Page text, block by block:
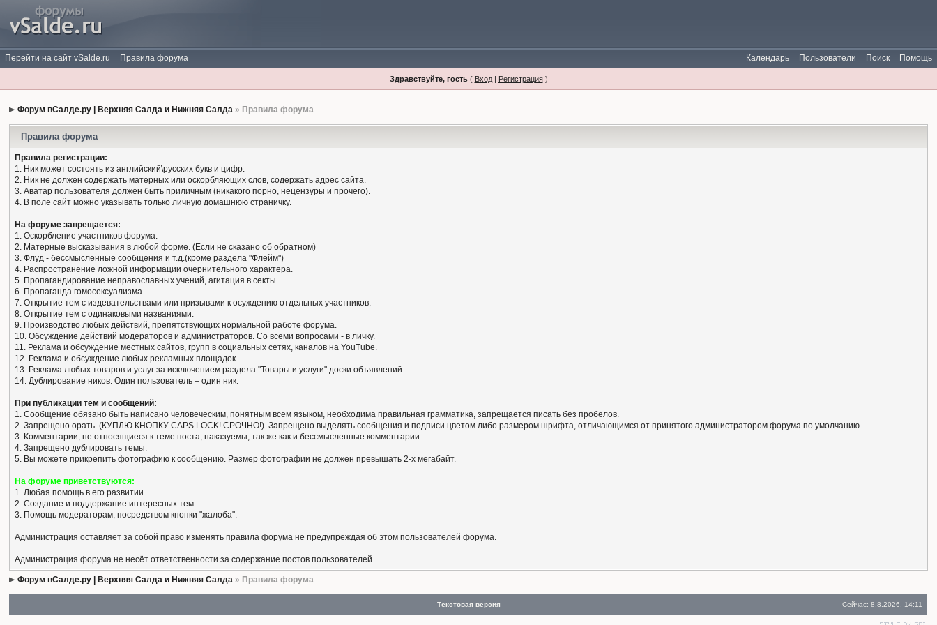
Перейти на сайт vSalde.ru Правила форума Помощь
Поиск
Пользователи
Календарь
Здравствуйте, гость( Вход| Регистрация)
Форум вСалде.ру | Верхняя Салда и Нижняя Салда » Правила форума
Правила форума
Правила регистрации:
1. Ник может состоять из английский\русских букв и цифр.
2. Ник не должен содержать матерных или оскорбляющих слов, содержать адрес сайта.
3. Аватар пользователя должен быть приличным (никакого порно, нецензуры и прочего).
4. В поле сайт можно указывать только личную домашнюю страничку.
На форуме запрещается:
1. Оскорбление участников форума.
2. Матерные высказывания в любой форме. (Если не сказано об обратном)
3. Флуд - бессмысленные сообщения и т.д.(кроме раздела "Флейм")
4. Распространение ложной информации очернительного характера.
5. Пропагандирование неправославных учений, агитация в секты.
6. Пропаганда гомосексуализма.
7. Открытие тем с издевательствами или призывами к осуждению отдельных участников.
8. Открытие тем с одинаковыми названиями.
9. Производство любых действий, препятствующих нормальной работе форума.
10. Обсуждение действий модераторов и администраторов. Со всеми вопросами - в личку.
11. Реклама и обсуждение местных сайтов, групп в социальных сетях, каналов на YouTube.
12. Реклама и обсуждение любых рекламных площадок.
13. Реклама любых товаров и услуг за исключением раздела "Товары и услуги" доски объявлений.
14. Дублирование ников. Один пользователь – один ник.
При публикации тем и сообщений:
1. Сообщение обязано быть написано человеческим, понятным всем языком, необходима правильная грамматика, запрещается писать без пробелов.
2. Запрещено орать. (КУПЛЮ КНОПКУ CAPS LOCK! СРОЧНО!). Запрещено выделять сообщения и подписи цветом либо размером шрифта, отличающимся от принятого администратором форума по умолчанию.
3. Комментарии, не относящиеся к теме поста, наказуемы, так же как и бессмысленные комментарии.
4. Запрещено дублировать темы.
5. Вы можете прикрепить фотографию к сообщению. Размер фотографии не должен превышать 2-х мегабайт.
На форуме приветствуются:
1. Любая помощь в его развитии.
2. Создание и поддержание интересных тем.
3. Помощь модераторам, посредством кнопки "жалоба".
Администрация оставляет за собой право изменять правила форума не предупреждая об этом пользователей форума.
Администрация форума не несёт ответственности за содержание постов пользователей.
Форум вСалде.ру | Верхняя Салда и Нижняя Салда » Правила форума
Текстовая версия Сейчас: 8.8.2026, 14:11